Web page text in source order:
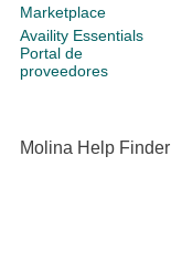
Marketplace
Availity Essentials
Portal de
proveedores
Molina Help Finder